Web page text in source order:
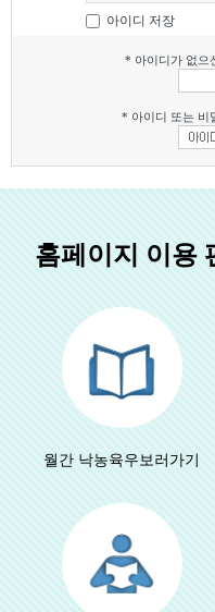
아이디 저장
* 아이디가 없으
* 아이디 또는 비
홈페이지 이용
월간 낙농육우보러가기